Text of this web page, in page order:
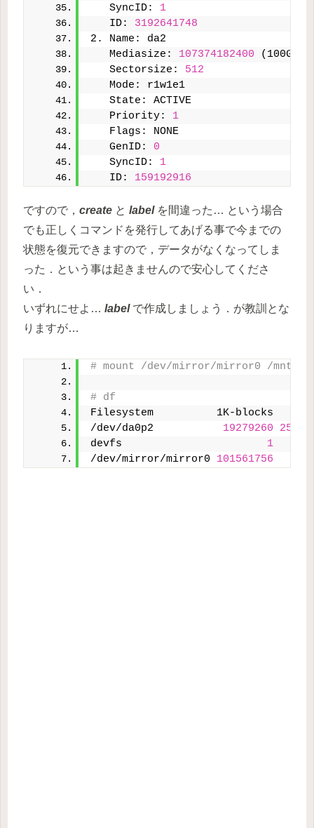
   SyncID:
1
   ID:
3192641748
2. Name: da2
   Mediasize:
107374182400 (100G)
   Sectorsize:
512
   Mode: r1w1e1
   State: ACTIVE
   Priority:
1
   Flags: NONE
   GenID:
0
   SyncID:
1
   ID:
159192916
ですので， create と labelを間違った… という場合
でも正しくコマンドを発行してあげる事で今までの
状態を復元できますので，データがなくなってしま
った．という事は起きませんので安心してくださ
い．
いずれにせよ… labelで作成しましょう．が教訓とな
りますが…
# mount /dev/mirror/mirror0 /mnt
# df
Filesystem          1K-blocks
/dev/da0p2 19279260
devfs 1
/dev/mirror/mirror0 101561756